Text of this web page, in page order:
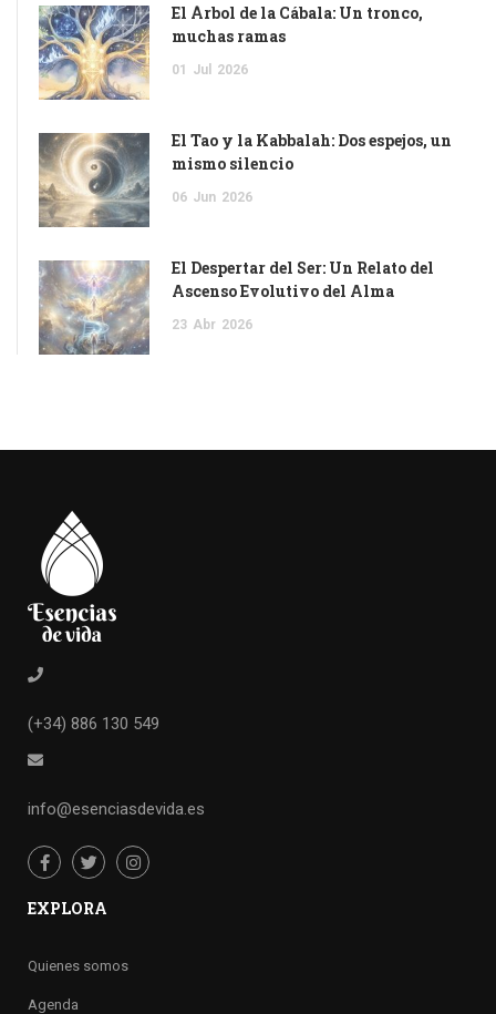
El Árbol de la Cábala: Un tronco,
muchas ramas
01 Jul 2026
El Tao y la Kabbalah: Dos espejos, un
mismo silencio
06 Jun 2026
El Despertar del Ser: Un Relato del
Ascenso Evolutivo del Alma
23 Abr 2026
(+34) 886 130 549
info@esenciasdevida.es
EXPLORA
Quienes somos
Agenda